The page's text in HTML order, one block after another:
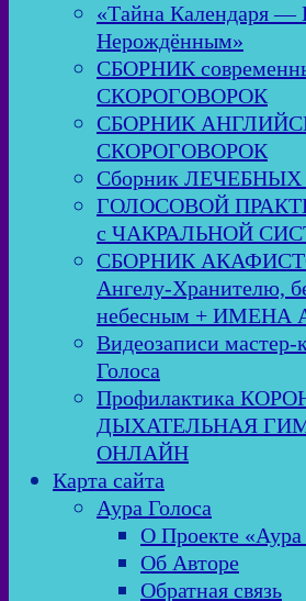
«Тайна Календаря —
Нерождённым»
СБОРНИК
СКОРОГОВОРОК
СБОРНИК
СКОРОГОВОРОК
Сборник
ГОЛОСОВОЙ
с ЧАКРАЛЬНОЙ
СБОРНИК
Ангелу-Хранителю,
небесным + ИМЕНА
Видеозаписи мастер-
Голоса
Профилактика
ДЫХАТЕЛЬНАЯ
ОНЛАЙН
Карта сайта
Аура Голоса
О Проекте «Аура
Об Авторе
Обратная связь